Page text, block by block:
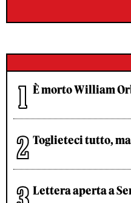
È morto William
Toglieteci tutto,
Lettera aperta a